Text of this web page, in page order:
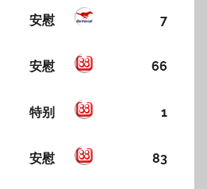
安慰 7
安慰 66
特别 1
安慰 83